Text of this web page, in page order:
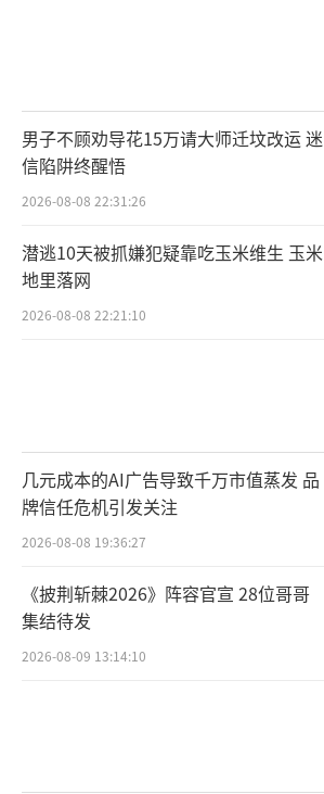
男子不顾劝导花15万请大师迁坟改运 迷
信陷阱终醒悟
2026-08-08 22:31:26
潜逃10天被抓嫌犯疑靠吃玉米维生 玉米
地里落网
2026-08-08 22:21:10
几元成本的AI广告导致千万市值蒸发 品
牌信任危机引发关注
2026-08-08 19:36:27
《披荆斩棘2026》阵容官宣 28位哥哥
集结待发
2026-08-09 13:14:10